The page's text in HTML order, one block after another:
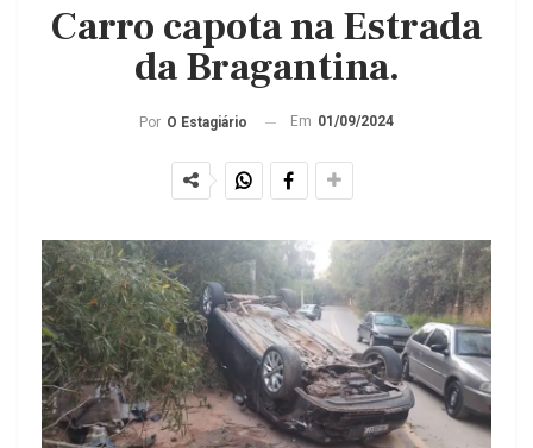
Carro capota na Estrada
da Bragantina.
Por O Estagiário Em 01/09/2024